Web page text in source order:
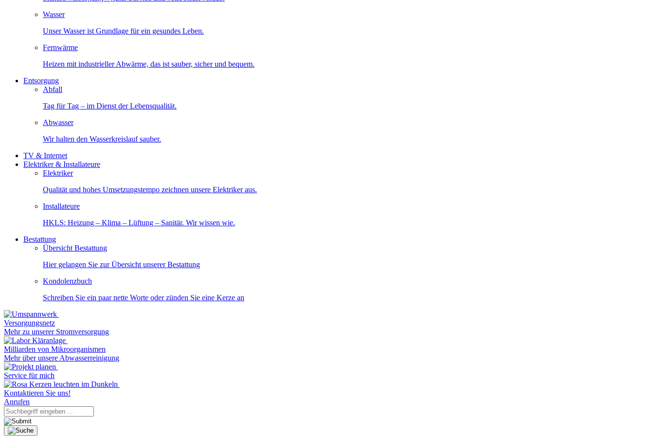
Wasser
Unser Wasser ist Grundlage für ein gesundes Leben.
Fernwärme
Heizen mit industrieller Abwärme, das ist sauber, sicher und bequem.
Entsorgung
Abfall
Tag für Tag – im Dienst der Lebensqualität.
Abwasser
Wir halten den Wasserkreislauf sauber.
TV & Internet
Elektriker & Installateure
Elektriker
Qualität und hohes Umsetzungstempo zeichnen unsere Elektriker aus.
Installateure
HKLS: Heizung – Klima – Lüftung – Sanitär. Wir wissen wie.
Bestattung
Übersicht Bestattung
Hier gelangen Sie zur Übersicht unserer Bestattung
Kondolenzbuch
Schreiben Sie ein paar nette Worte oder zünden Sie eine Kerze an
Versorgungsnetz
Mehr zu unserer Stromversorgung
Milliarden von Mikroorganismen
Mehr über unsere Abwasserreinigung
Service für mich
Kontaktieren Sie uns!
Anrufen